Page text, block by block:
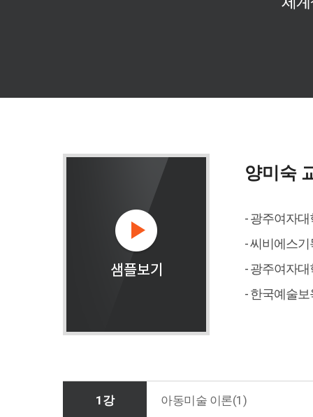
양미숙
- 광주여자
- 씨비에스
- 광주여자
- 한국예술
1강 아동미술 이론(1)